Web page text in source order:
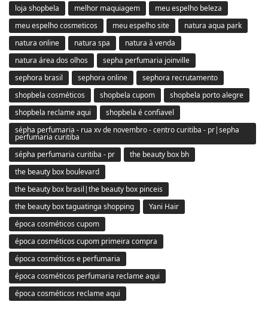
loja shopbela
melhor maquiagem
meu espelho beleza
meu espelho cosmeticos
meu espelho site
natura aqua park
natura online
natura spa
natura à venda
natura área dos olhos
sepha perfumaria joinville
sephora brasil
sephora online
sephora recrutamento
shopbela cosméticos
shopbela cupom
shopbela porto alegre
shopbela reclame aqui
shopbela é confiavel
sépha perfumaria - rua xv de novembro - centro curitiba - pr|sepha
perfumaria curitiba
sépha perfumaria curitiba - pr
the beauty box bh
the beauty box boulevard
the beauty box brasil|the beauty box pinceis
the beauty box taguatinga shopping
Yani Hair
época cosméticos cupom
época cosméticos cupom primeira compra
época cosméticos e perfumaria
época cosméticos perfumaria reclame aqui
época cosméticos reclame aqui